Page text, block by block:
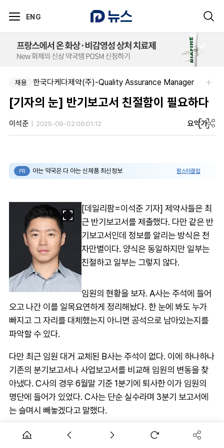
ENG
채용 주식회사 에일리크-메디컬 커뮤니케이션 컨설턴트(Associate) / 메디컬라이터 채용
채용 한국다케다제약(주)-Quality Assurance Manager
[기자의 눈] 반기보고서 친절함이 필요하다
이석준 2025-09-02 06:01:12 요약가
PR 아는 약국은 다 아는 신제품 최신정보 팜스타클럽
[데일리팜=이석준 기자] 제약사들은 최
근 반기보고서를 제출했다. 다만 같은 반
기보고서인데 정보를 알리는 방식은 천
차만별이다. 양식은 동일하지만 일부는
친절하고 일부는 그렇지 않다.
임원의 현황을 보자. A사는 주석에 들어
오고 나간 이를 일목요연하게 정리해놨다. 한 눈에 봐도 누가
빠지고 그 자리를 대체했는지 아니면 공석으로 남아있는지를
파악할 수 있다.
다만 최근 임원 대거 교체된 B사는 주석이 없다. 이에 하나하나
기존의 분기보고서나 사업보고서를 비교해 임원의 변동을 찾
아냈다. C사의 경우 6월말 기준 1분기에 퇴사한 이가 임원의
명단에 들어가 있었다. C사는 단순 실수라며 3분기 보고서에
는 슬며시 빼놓겠다고 말했다.
비상장사 D사는 지난해 3월 최대주주가 변경됐다. 올 4월 나